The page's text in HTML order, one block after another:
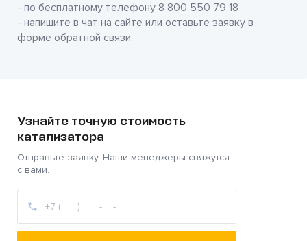
- по бесплатному телефону 8 800 550 79 18
- напишите в чат на сайте или оставьте заявку в
форме обратной связи.
Узнайте точную стоимость
катализатора
Отправьте заявку. Наши менеджеры свяжутся
с вами.